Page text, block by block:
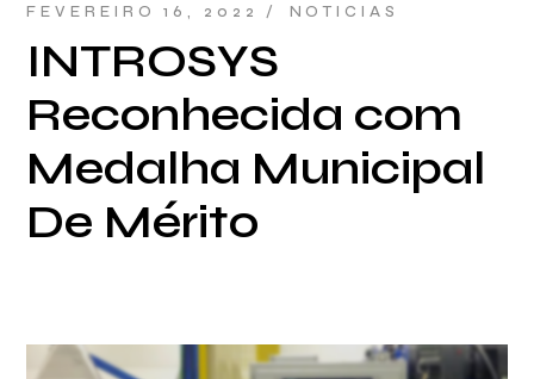
FEVEREIRO 16, 2022 NOTICIAS
INTROSYS
Reconhecida com
Medalha Municipal
De Mérito